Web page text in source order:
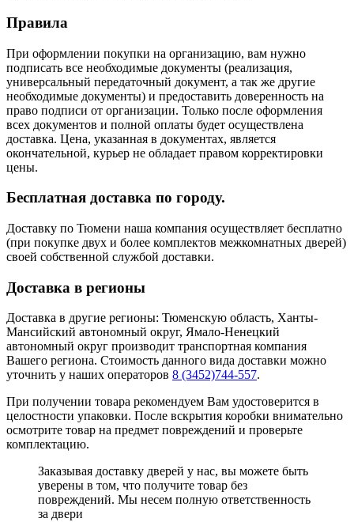
Правила
При оформлении покупки на организацию, вам нужно
подписать все необходимые документы (реализация,
универсальный передаточный документ, а так же другие
необходимые документы) и предоставить доверенность на
право подписи от организации. Только после оформления
всех документов и полной оплаты будет осуществлена
доставка. Цена, указанная в документах, является
окончательной, курьер не обладает правом корректировки
цены.
Бесплатная доставка по городу.
Доставку по Тюмени наша компания осуществляет бесплатно
(при покупке двух и более комплектов межкомнатных дверей)
своей собственной службой доставки.
Доставка в регионы
Доставка в другие регионы: Тюменскую область, Ханты-
Мансийский автономный округ, Ямало-Ненецкий
автономный округ производит транспортная компания
Вашего региона. Стоимость данного вида доставки можно
уточнить у наших операторов 8 (3452)744-557.
При получении товара рекомендуем Вам удостоверится в
целостности упаковки. После вскрытия коробки внимательно
осмотрите товар на предмет повреждений и проверьте
комплектацию.
Заказывая доставку дверей у нас, вы можете быть
уверены в том, что получите товар без
повреждений. Мы несем полную ответственность
за двери